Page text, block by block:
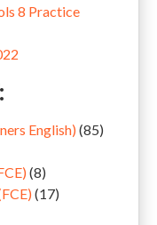
8 Practice
English) (85)
(8)
(17)